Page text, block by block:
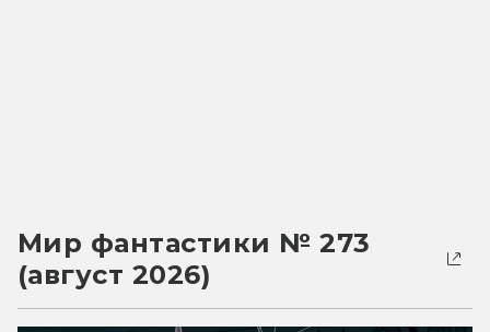
Мир фантастики № 273
(август 2026)